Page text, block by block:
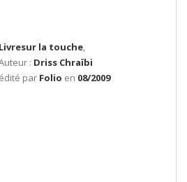
Livresur la touche,
: Driss Chraïbi
édité par Folio en 08/2009